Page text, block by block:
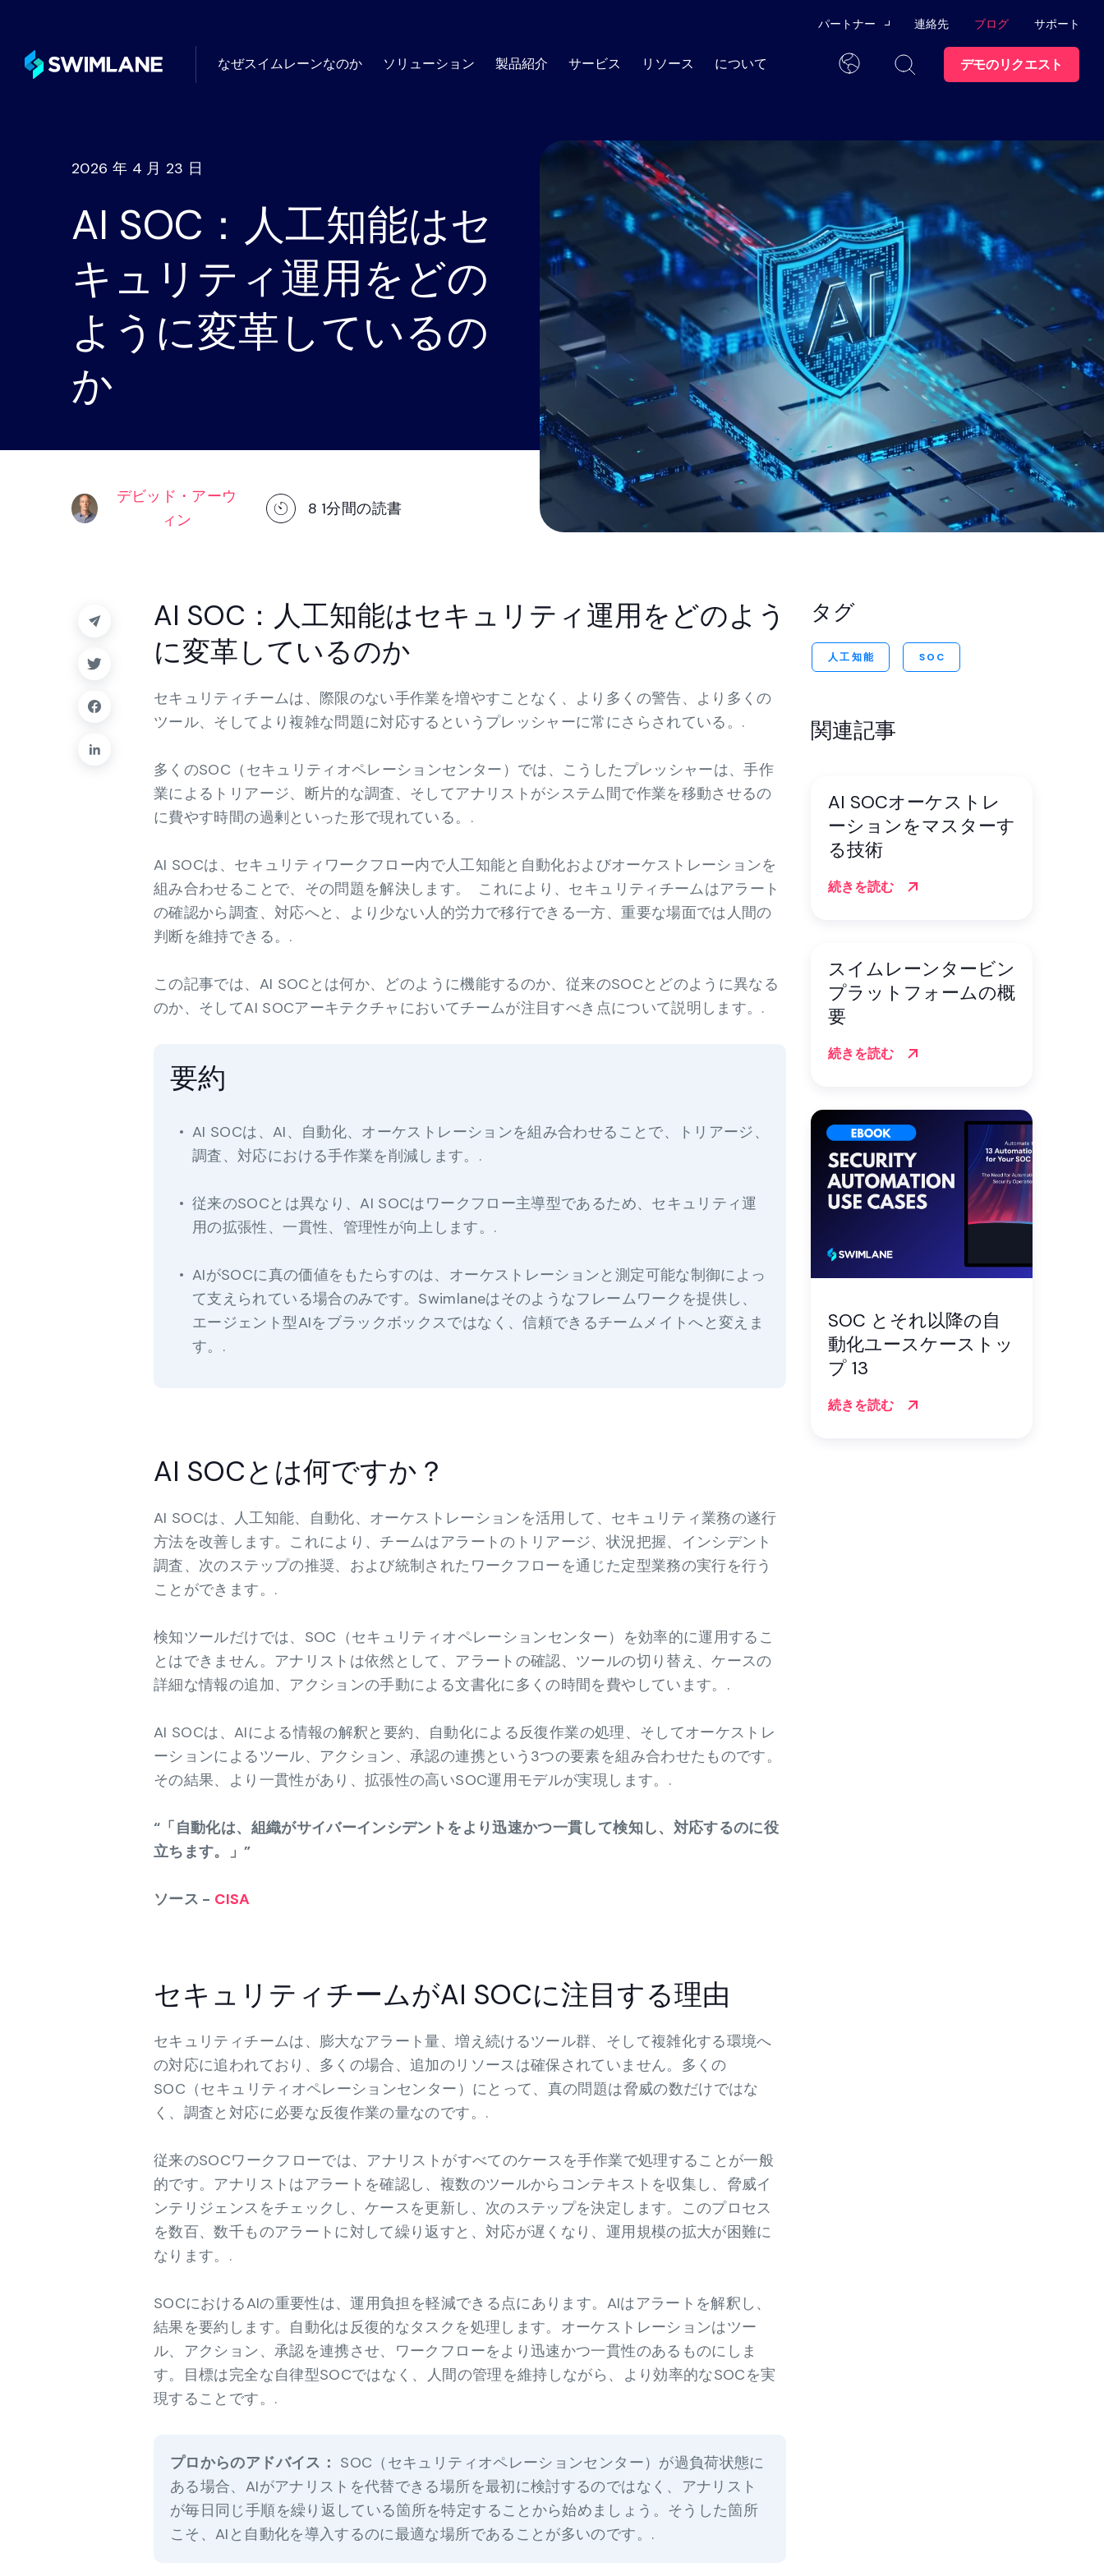
なぜスイムレーンなのか ソリューション
すべて見る
SOCエッセンシャルズ
インシデント対応
SIEMトリアージ
脅威ハンティング
EDRアラートのトリアージ
SOC外
コンプライアンス監査
インサイダーの脅威
安全な従業員のオフボーディング
詐欺防止
ニーズ別
自動化が解決するセキュリティ上の課題
産業別
Swimlaneは、あらゆる業界のお客様のセキ
ュリティ運用の向上を支援します。
製品紹介
無限の統合、AI、ローコード・プレイブッ
ク、ケース管理、ダッシュボード、レポー
AI SOC
すべての決定が説明可能で、すべての行動が監
査可能な、透明性と信頼性に優れたAI SOCを実
現します。.
脆弱性対応マネジメント
脆弱性スキャナが停止している部分を、よりス
マートなリスクの優先順位付けと管理で補う。.
コンプライアンス監査の準備
GRCの混沌を手動のスプレッドシートから統合
されたマルチフレームワーク・コンプライアン
ス・ビューに変えます。.
事業継続マネジメント
事業継続のための最も費用対効果の高いソリュ
ーションで、組織のレジリエンスを強化しま
サービス
グローバルに活躍するカスタマーサクセスマネージャー
プロフェッショナル・サービス
展開、管理、最適化のための技術リソース
トレーニング
スキルと洞察力を開発するためのユーザー・トレーニ
サポート
サポートプログラムとユーザー・コミュニティで、必
要なときにサポート
リソース
オートメーション・コミュニティを形
ナレッジセンター
べての情報を見つける
Swimlaneを使った貯
蓄額の計算
リソースセンター
セキュリティ・オートメーションに関する情報をワンストップで提供しま
ホワイトペーパー
レポート
電子書籍
共同ソリューション・
ブリーフ
ビデオ
データシート
ウェビナー
インフォグラフィック
ス
ケーススタディ
デモセンター
について
について
ニュース
リーダーシップ
お客様
トラストセン
採用情報
ブランド
お問い合わせ
パートナー
チャネルパートナー
パートナーになる
スイムレーン大学
パートナーポータル
連絡先 ブログ サポート
デモのリクエスト
2026 年 4 月 23 日
AI SOC：人工知能はセ
キュリティ運用をどの
ように変革しているの
か
デビッド・アーウ
ィン
8 1分間の読書
AI SOC：人工知能はセキュリティ運用をどのよう
に変革しているのか
セキュリティチームは、際限のない手作業を増やすことなく、より多くの警告、より多くの
ツール、そしてより複雑な問題に対応するというプレッシャーに常にさらされている。.
多くのSOC（セキュリティオペレーションセンター）では、こうしたプレッシャーは、手作
業によるトリアージ、断片的な調査、そしてアナリストがシステム間で作業を移動させるの
に費やす時間の過剰といった形で現れている。.
AI SOCは、セキュリティワークフロー内で人工知能と自動化およびオーケストレーションを
組み合わせることで、その問題を解決します。
これにより、セキュリティチームはアラート
の確認から調査、対応へと、より少ない人的労力で移行できる一方、重要な場面では人間の
判断を維持できる。.
この記事では、AI SOCとは何か、どのように機能するのか、従来のSOCとどのように異なる
のか、そしてAI SOCアーキテクチャにおいてチームが注目すべき点について説明します。.
要約
AI SOCは、AI、自動化、オーケストレーションを組み合わせることで、トリアージ、
調査、対応における手作業を削減します。.
従来のSOCとは異なり、AI SOCはワークフロー主導型であるため、セキュリティ運
用の拡張性、一貫性、管理性が向上します。.
AIがSOCに真の価値をもたらすのは、オーケストレーションと測定可能な制御によっ
て支えられている場合のみです。Swimlaneはそのようなフレームワークを提供し、
エージェント型AIをブラックボックスではなく、信頼できるチームメイトへと変えま
す。.
AI SOCとは何ですか？
AI SOCは、人工知能、自動化、オーケストレーションを活用して、セキュリティ業務の遂行
方法を改善します。これにより、チームはアラートのトリアージ、状況把握、インシデント
調査、次のステップの推奨、および統制されたワークフローを通じた定型業務の実行を行う
ことができます。.
検知ツールだけでは、SOC（セキュリティオペレーションセンター）を効率的に運用するこ
とはできません。アナリストは依然として、アラートの確認、ツールの切り替え、ケースの
詳細な情報の追加、アクションの手動による文書化に多くの時間を費やしています。.
AI SOCは、AIによる情報の解釈と要約、自動化による反復作業の処理、そしてオーケストレ
ーションによるツール、アクション、承認の連携という3つの要素を組み合わせたものです。
その結果、より一貫性があり、拡張性の高いSOC運用モデルが実現します。.
“「自動化は、組織がサイバーインシデントをより迅速かつ一貫して検知し、対応するのに役
立ちます。」”
ソース - CISA
セキュリティチームがAI SOCに注目する理由
セキュリティチームは、膨大なアラート量、増え続けるツール群、そして複雑化する環境へ
の対応に追われており、多くの場合、追加のリソースは確保されていません。多くの
SOC（セキュリティオペレーションセンター）にとって、真の問題は脅威の数だけではな
く、調査と対応に必要な反復作業の量なのです。.
従来のSOCワークフローでは、アナリストがすべてのケースを手作業で処理することが一般
的です。アナリストはアラートを確認し、複数のツールからコンテキストを収集し、脅威イ
ンテリジェンスをチェックし、ケースを更新し、次のステップを決定します。このプロセス
を数百、数千ものアラートに対して繰り返すと、対応が遅くなり、運用規模の拡大が困難に
なります。.
SOCにおけるAIの重要性は、運用負担を軽減できる点にあります。AIはアラートを解釈し、
結果を要約します。自動化は反復的なタスクを処理します。オーケストレーションはツー
ル、アクション、承認を連携させ、ワークフローをより迅速かつ一貫性のあるものにしま
す。目標は完全な自律型SOCではなく、人間の管理を維持しながら、より効率的なSOCを実
現することです。.
プロからのアドバイス： SOC（セキュリティオペレーションセンター）が過負荷状態に
ある場合、AIがアナリストを代替できる場所を最初に検討するのではなく、アナリスト
が毎日同じ手順を繰り返している箇所を特定することから始めましょう。そうした箇所
こそ、AIと自動化を導入するのに最適な場所であることが多いのです。.
タグ
人工知能 SOC
関連記事
AI SOCオーケストレ
ーションをマスターす
る技術
続きを読む
スイムレーンタービン
プラットフォームの概
要
続きを読む
SOC とそれ以降の自
動化ユースケーストッ
プ 13
続きを読む